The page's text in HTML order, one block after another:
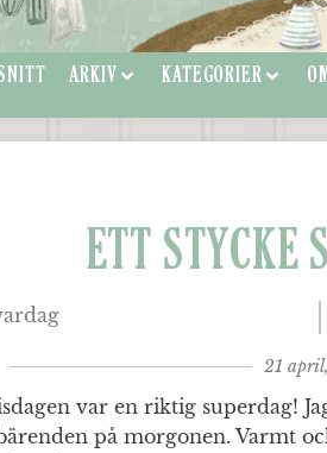
ARKIV KATEGORIER
ETT STYCKE
21
var en riktig superdag!
på morgonen. Varmt